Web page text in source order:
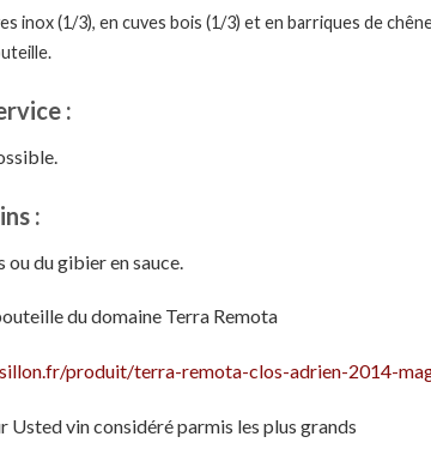
inox (1/3), en cuves bois (1/3) et en barriques de
:
:
du gibier en sauce.
du domaine Terra Remota
produit/terra-remota-clos-adrien-2014-
Usted vin considéré parmis les plus grands